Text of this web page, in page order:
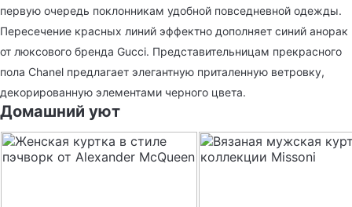
первую очередь поклонникам удобной повседневной одежды.
Пересечение красных линий эффектно дополняет синий анорак
от люксового бренда Gucci. Представительницам прекрасного
пола Chanel предлагает элегантную приталенную ветровку,
декорированную элементами черного цвета.
Домашний уют